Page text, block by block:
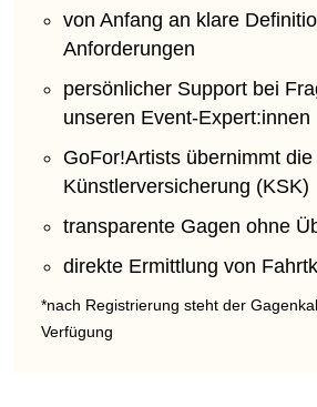
von Anfang an klare
Anforderungen
persönlicher Support bei
unseren Event-Expert:innen
GoFor!Artists übernimmt die
Künstlerversicherung (KSK)
transparente Gagen ohne
direkte Ermittlung von
*nach Registrierung steht der
Verfügung